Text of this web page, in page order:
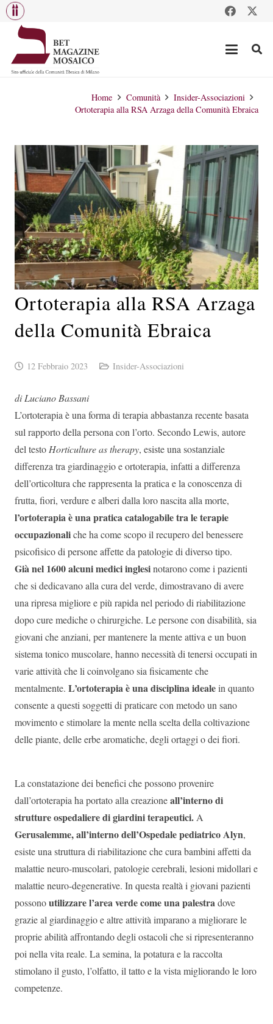
Home Comunità
Insider-Associazioni
Ortoterapia alla RSA Arzaga della Comunità Ebraica
Ortoterapia alla RSA Arzaga
della Comunità Ebraica
12 Febbraio 2023 Insider-Associazioni
di Luciano Bassani
L’ortoterapia è una forma di terapia abbastanza recente basata
sul rapporto della persona con l’orto. Secondo Lewis, autore
del testoHorticulture as therapy, esiste una sostanziale
differenza tra giardinaggio e ortoterapia, infatti a differenza
dell’orticoltura che rappresenta la pratica e la conoscenza di
frutta, fiori, verdure e alberi dalla loro nascita alla morte,
l’ortoterapia è una pratica catalogabile tra le terapie
occupazionaliche ha come scopo il recupero del benessere
psicofisico di persone affette da patologie di diverso tipo.
Già nel 1600 alcuni medici inglesinotarono come i pazienti
che si dedicavano alla cura del verde, dimostravano di avere
una ripresa migliore e più rapida nel periodo di riabilitazione
dopo cure mediche o chirurgiche. Le persone con disabilità, sia
giovani che anziani, per mantenere la mente attiva e un buon
sistema tonico muscolare, hanno necessità di tenersi occupati in
varie attività che li coinvolgano sia fisicamente che
mentalmente. L’ortoterapia è una disciplina idealein quanto
consente a questi soggetti di praticare con metodo un sano
movimento e stimolare la mente nella scelta della coltivazione
delle piante, delle erbe aromatiche, degli ortaggi o dei fiori.
La constatazione dei benefici che possono provenire
dall’ortoterapia ha portato alla creazioneall’interno di
strutture ospedaliere di giardini terapeutici.A
Gerusalemme, all’interno dell’Ospedale pediatrico Alyn,
esiste una struttura di riabilitazione che cura bambini affetti da
malattie neuro-muscolari, patologie cerebrali, lesioni midollari e
malattie neuro-degenerative. In questa realtà i giovani pazienti
possonoutilizzare l’area verde come una palestradove
grazie al giardinaggio e altre attività imparano a migliorare le
proprie abilità affrontando degli ostacoli che si ripresenteranno
poi nella vita reale. La semina, la potatura e la raccolta
stimolano il gusto, l’olfatto, il tatto e la vista migliorando le loro
competenze.